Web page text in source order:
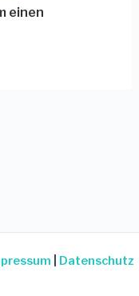
einen
Datenschutz